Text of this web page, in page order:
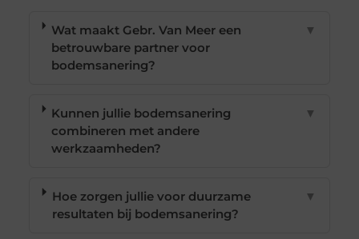
Wat maakt Gebr. Van Meer een
betrouwbare partner voor
bodemsanering?
▼
Kunnen jullie bodemsanering
combineren met andere
werkzaamheden?
▼
Hoe zorgen jullie voor duurzame
resultaten bij bodemsanering?
▼